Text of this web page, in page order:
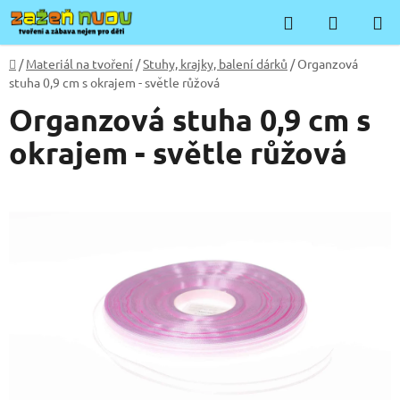
Přejít
na
obsah
Hledat
KOŠÍK
Domů
/ Materiál na tvoření /Stuhy, krajky, balení dárků /Organzová
stuha 0,9 cm s okrajem - světle růžová
Organzová stuha 0,9 cm s
okrajem - světle růžová